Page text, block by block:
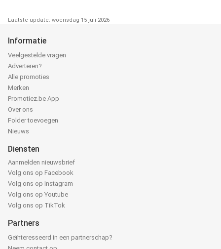
Laatste update: woensdag 15 juli 2026
Informatie
Veelgestelde vragen
Adverteren?
Alle promoties
Merken
Promotiez.be App
Over ons
Folder toevoegen
Nieuws
Diensten
Aanmelden nieuwsbrief
Volg ons op Facebook
Volg ons op Instagram
Volg ons op Youtube
Volg ons op TikTok
Partners
Geïnteresseerd in een partnerschap?